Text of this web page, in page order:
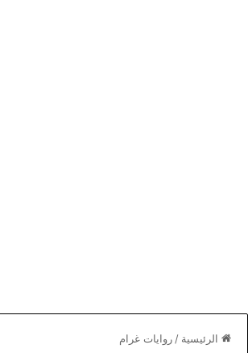
الرئيسية / روايات غرام